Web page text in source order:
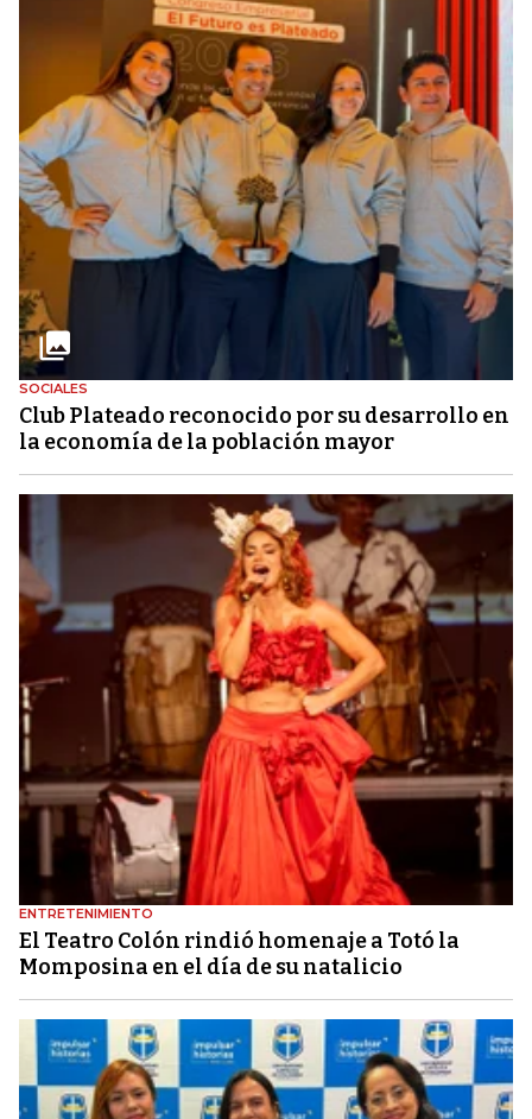
SOCIALES
Club Plateado reconocido por su desarrollo en
la economía de la población mayor
ENTRETENIMIENTO
El Teatro Colón rindió homenaje a Totó la
Momposina en el día de su natalicio